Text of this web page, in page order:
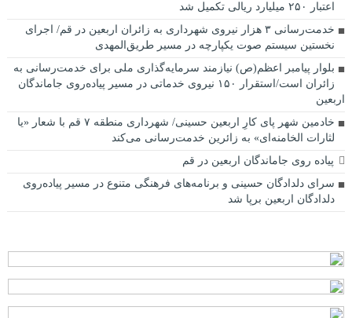
اعتبار ۲۵۰ میلیارد ریالی تکمیل شد
خدمت‌رسانی ۳ هزار نیروی شهرداری به زائران اربعین در قم/ اجرای
نخستین سیستم صوت یکپارچه در مسیر طریق‌المهدی
بلوار پیامبر اعظم(ص) نیازمند سرمایه‌گذاری ملی برای خدمت‌رسانی به
زائران است/استقرار ۱۵۰ نیروی خدماتی در مسیر پیاده‌روی جاماندگان
اربعین
خادمین شهر پای کارِ اربعین حسینی/ شهرداری منطقه ۷ قم با شعار «یا
لثارات الخامنه‌ای» به زائرین خدمت‌رسانی می‌کند
پیاده روی جاماندگان اربعین در قم
سرای دلدادگان حسینی و برنامه‌های فرهنگی متنوع در مسیر پیاده‌روی
دلدادگان اربعین برپا شد